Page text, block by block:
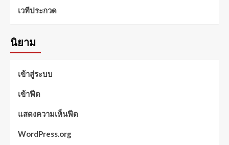
เวทีประกวด
นิยาม
เข้าสู่ระบบ
เข้าฟีด
แสดงความเห็นฟีด
WordPress.org